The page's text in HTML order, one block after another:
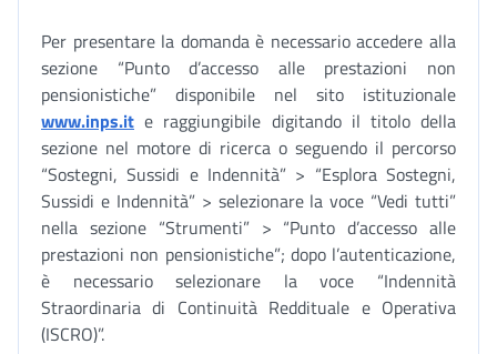
Per presentare la domanda è necessario accedere alla
sezione “Punto d’accesso alle prestazioni non
pensionistiche” disponibile nel sito istituzionale
www.inps.it e raggiungibile digitando il titolo della
sezione nel motore di ricerca o seguendo il percorso
“Sostegni, Sussidi e Indennità” > “Esplora Sostegni,
Sussidi e Indennità” > selezionare la voce “Vedi tutti”
nella sezione “Strumenti” > “Punto d’accesso alle
prestazioni non pensionistiche”; dopo l’autenticazione,
è necessario selezionare la voce “Indennità
Straordinaria di Continuità Reddituale e Operativa
(ISCRO)”.